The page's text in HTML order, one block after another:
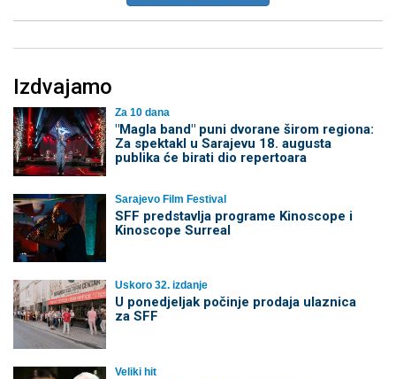
Izdvajamo
Za 10 dana
"Magla band" puni dvorane širom regiona:
Za spektakl u Sarajevu 18. augusta
publika će birati dio repertoara
Sarajevo Film Festival
SFF predstavlja programe Kinoscope i
Kinoscope Surreal
Uskoro 32. izdanje
U ponedjeljak počinje prodaja ulaznica
za SFF
Veliki hit